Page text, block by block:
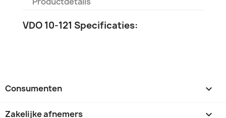
VDO 10-121 Specificaties:
Consumenten 
Zakelijke afnemers 